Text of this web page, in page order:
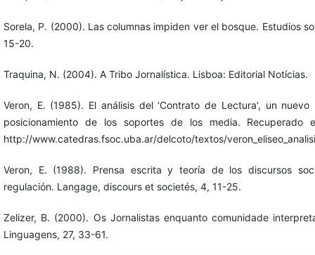
Sorela, P. (2000). Las columnas impiden ver el bosque. Estudios
15-20.
Traquina, N. (2004). A Tribo Jornalística. Lisboa: Editorial Notícias.
Veron, E. (1985). El análisis del ‘Contrato de Lectura’, un
posicionamiento de los soportes de los media.
http://www.catedras.fsoc.uba.ar/delcoto/textos/
Veron, E. (1988). Prensa escrita y teoría de los discursos
regulación. Langage, discours et societés, 4, 11-25.
Zelizer, B. (2000). Os Jornalistas enquanto comunidade
Linguagens, 27, 33-61.